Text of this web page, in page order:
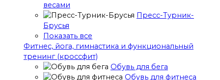
весами
Пресс-Турник-
Брусья
Показать все
Фитнес, йога, гимнастика и функциональный
тренинг (кроссфит)
Обувь для бега
Обувь для фитнеса